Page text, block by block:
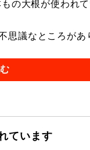
の大根が使われて
思議なところがあ
ています